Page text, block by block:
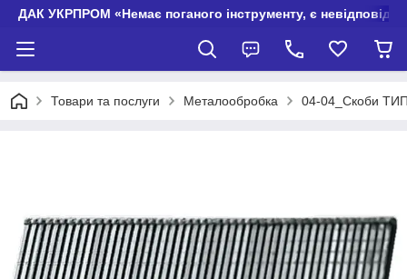
ДАК УКРПРОМ «Немає поганого інструменту, є невідповідно
Товари та послуги Металообробка 04-04_Скоби